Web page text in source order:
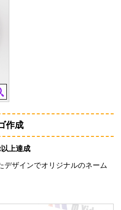
作成
上達成
デザインでオリジナルのネーム